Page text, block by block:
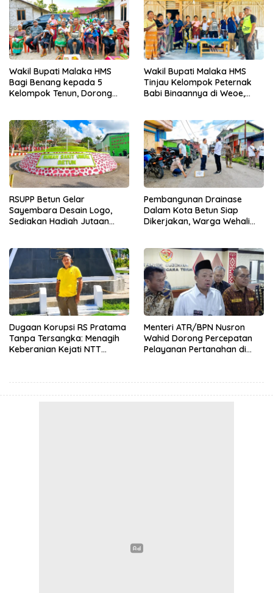
Wakil Bupati Malaka HMS
Bagi Benang kepada 5
Kelompok Tenun, Dorong
Wakil Bupati Malaka HMS
Tinjau Kelompok Peternak
Babi Binaannya di Weoe,
RSUPP Betun Gelar
Sayembara Desain Logo,
Sediakan Hadiah Jutaan
Pembangunan Drainase
Dalam Kota Betun Siap
Dikerjakan, Warga Wehali
Dugaan Korupsi RS Pratama
Tanpa Tersangka: Menagih
Keberanian Kejati NTT
Menteri ATR/BPN Nusron
Wahid Dorong Percepatan
Pelayanan Pertanahan di